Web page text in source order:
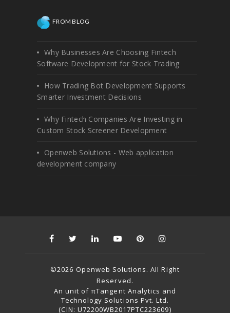
FROM BLOG
Why Businesses Are Choosing Fintech
Software Development for Stock Trading
How Trading Bot Development Supports
Smarter Investment Decisions
Why Fintech Companies Are Investing in
Custom Stock Screener Development
Openweb Solutions - Web application
development company
©2026 Openweb Solutions. All Right
Reserved.
An unit of πTangent Analytics and
Technology Solutions Pvt. Ltd.
(CIN: U72200WB2017PTC223609)